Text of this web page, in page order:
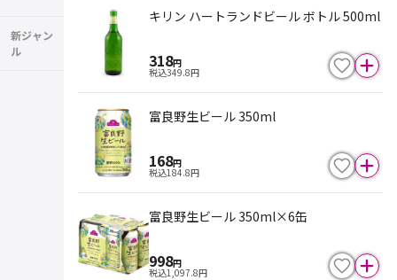
新ジャン
ル
キリン ハートランドビール ボトル 500ml
318円
税込349.8円
富良野生ビール 350ml
168円
税込184.8円
富良野生ビール 350ml×6缶
998円
税込1,097.8円